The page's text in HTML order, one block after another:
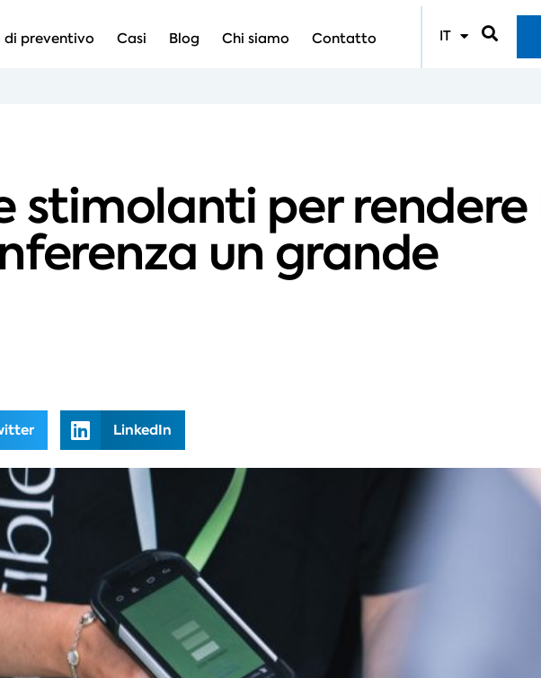
di preventivo Casi Blog Chi siamo Contatto IT
stimolanti per rendere
un grande
LinkedIn